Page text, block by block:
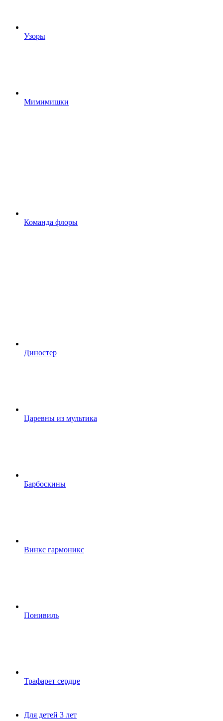
Узоры
Мимимишки
Команда флоры
Диностер
Царевны из мультика
Барбоскины
Винкс гармоникс
Понивиль
Трафарет сердце
Для детей 3 лет